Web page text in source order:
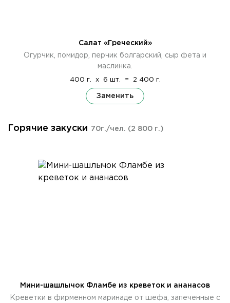
Салат «Греческий»
Огурчик, помидор, перчик болгарский, сыр фета и
маслинка.
400 г. x 6 шт. = 2 400 г.
Заменить
Горячие закуски 70г./чел. (2 800 г.)
Мини-шашлычок Фламбе из креветок и ананасов
Креветки в фирменном маринаде от шефа, запеченные с